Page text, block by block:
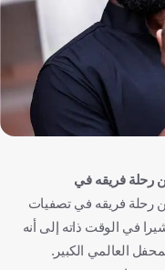
كينيا
كينيا
رحلة فريقه في
رحلة فريقه في تصفيات
مشيرا في الوقت ذاته إلى أنه
العالمي الكبير.